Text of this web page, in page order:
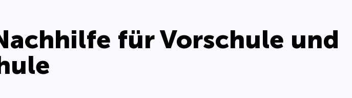
für Vorschule und